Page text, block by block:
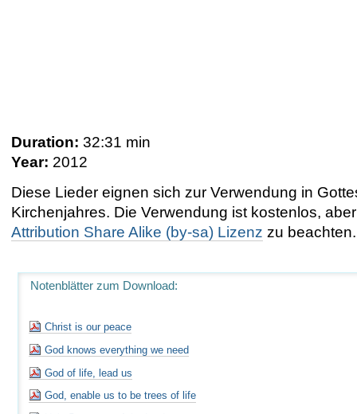
Duration: 32:31 min
Year: 2012
Diese Lieder eignen sich zur Verwendung in
Kirchenjahres. Die Verwendung ist kostenlos,
Attribution Share Alike (by-sa) Lizenz zu beachten.
Notenblätter zum Download:
Christ is our peace
God knows everything we need
God of life, lead us
God, enable us to be trees of life